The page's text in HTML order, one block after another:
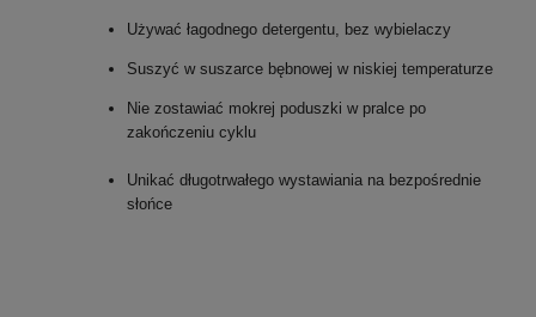
Używać łagodnego detergentu, bez wybielaczy
Suszyć w suszarce bębnowej w niskiej temperaturze
Nie zostawiać mokrej poduszki w pralce po
zakończeniu cyklu
Unikać długotrwałego wystawiania na bezpośrednie
słońce